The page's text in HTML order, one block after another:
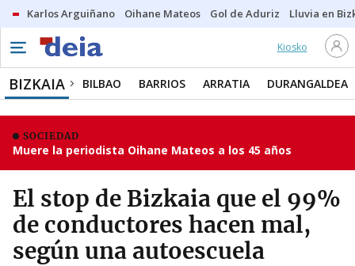
Karlos Arguiñano Oihane Mateos Gol de Aduriz Lluvia en
Kiosko
BIZKAIA BILBAO BARRIOS ARRATIA DURANGALDEA
SOCIEDAD
Muere la periodista Oihane Mateos a los 45 años
El stop de Bizkaia que el 99%
de conductores hacen mal,
según una autoescuela